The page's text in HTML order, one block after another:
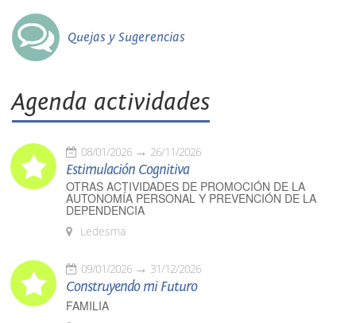
Quejas y Sugerencias
Agenda actividades
08/01/2026 26/11/2026
Estimulación Cognitiva
OTRAS ACTIVIDADES DE PROMOCIÓN DE LA
AUTONOMÍA PERSONAL Y PREVENCIÓN DE LA
DEPENDENCIA
Ledesma
09/01/2026 31/12/2026
Construyendo mi Futuro
FAMILIA